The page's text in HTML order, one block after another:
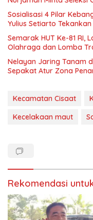
Sosialisasi 4 Pilar
Yulius Setiarto
Semarak HUT Ke-81 RI,
Olahraga dan Lomba
Nelayan Jaring Tanam
Sepakat Atur Zona
Kecamatan Cisaat
Kecelakaan maut
Rekomendasi